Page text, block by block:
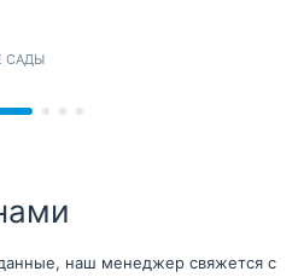
САДЫ
наш менеджер свяжется с